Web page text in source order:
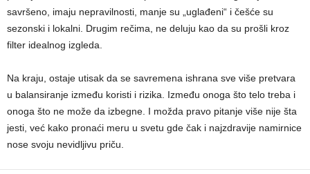
savršeno, imaju nepravilnosti, manje su „uglađeni“ i češće su
sezonski i lokalni. Drugim rečima, ne deluju kao da su prošli kroz
filter idealnog izgleda.
Na kraju, ostaje utisak da se savremena ishrana sve više pretvara
u balansiranje između koristi i rizika. Između onoga što telo treba i
onoga što ne može da izbegne. I možda pravo pitanje više nije šta
jesti, već kako pronaći meru u svetu gde čak i najzdravije namirnice
nose svoju nevidljivu priču.